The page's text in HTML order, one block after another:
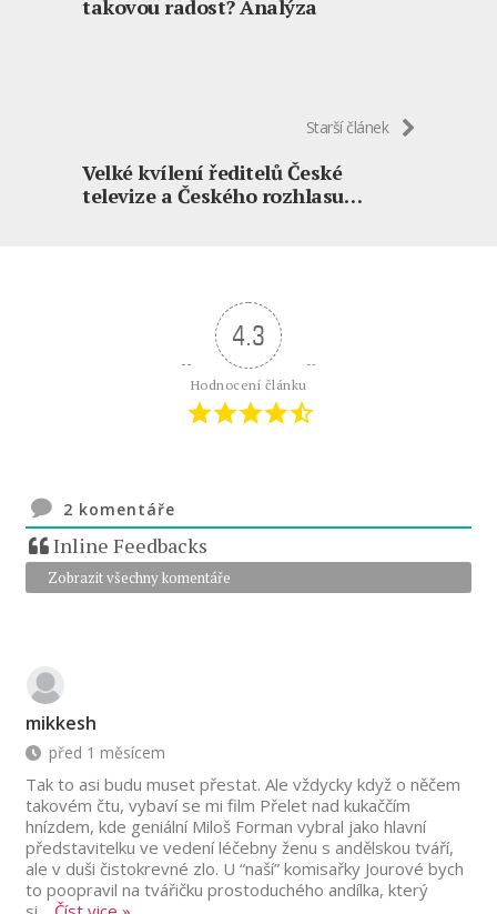
takovou radost? Analýza
Starší článek
Velké kvílení ředitelů České
televize a Českého rozhlasu…
4.3
Hodnocení článku
2 komentáře
Inline Feedbacks
Zobrazit všechny komentáře
mikkesh
před 1 měsícem
Tak to asi budu muset přestat. Ale vždycky když o něčem
takovém čtu, vybaví se mi film Přelet nad kukaččím
hnízdem, kde geniální Miloš Forman vybral jako hlavní
představitelku ve vedení léčebny ženu s andělskou tváří,
ale v duši čistokrevné zlo. U “naší” komisařky Jourové bych
to poopravil na tvářičku prostoduchého andílka, který